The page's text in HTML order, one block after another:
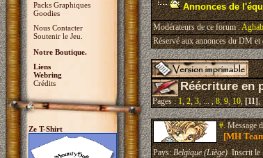
Packs Graphiques
Goodies
Nous Contacter
Soutenir le Jeu.
Notre Boutique.
Liens
Webring
Crédits
Ze T-Shirt
Annonces de
Modérateurs de ce forum :
Réservé aux annonces du DM
Réécriture en
Pages :1,2,3, ... ,8,9,10,[11],
#.Message
[MH
Pays:Belgique (Liège)Inscrit le